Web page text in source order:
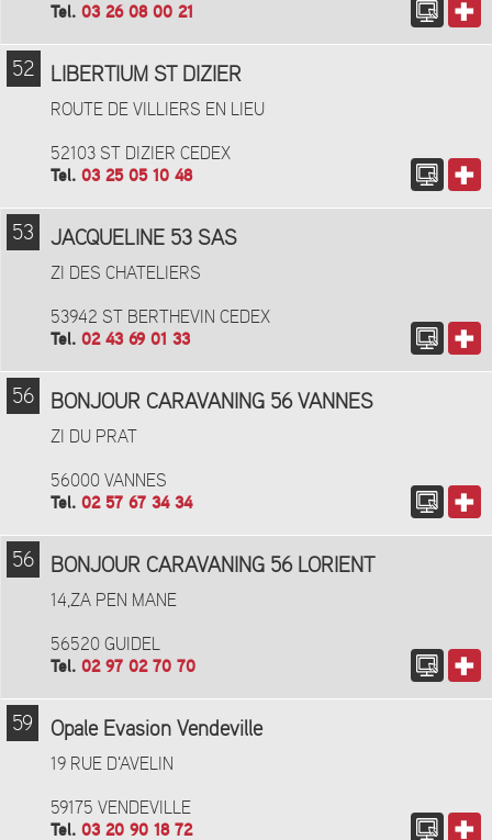
Tel. 03 26 08 00 21
52 LIBERTIUM ST DIZIER
ROUTE DE VILLIERS EN LIEU
52103 ST DIZIER CEDEX
Tel. 03 25 05 10 48
53 JACQUELINE 53 SAS
ZI DES CHATELIERS
53942 ST BERTHEVIN CEDEX
Tel. 02 43 69 01 33
56 BONJOUR CARAVANING 56 VANNES
ZI DU PRAT
56000 VANNES
Tel. 02 57 67 34 34
56 BONJOUR CARAVANING 56 LORIENT
14,ZA PEN MANE
56520 GUIDEL
Tel. 02 97 02 70 70
59 Opale Evasion Vendeville
19 RUE D'AVELIN
59175 VENDEVILLE
Tel. 03 20 90 18 72